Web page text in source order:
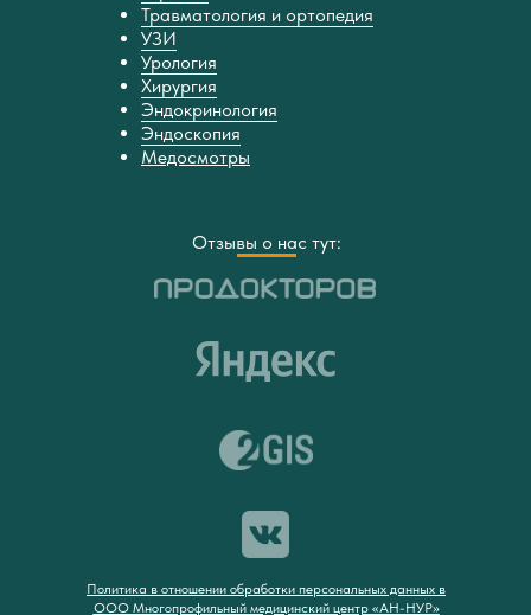
Травматология и ортопедия
УЗИ
Урология
Хирургия
Эндокринология
Эндоскопия
Медосмотры
Отзывы о нас тут:
Политика в отношении обработки персональных данных в
ООО Многопрофильный медицинский центр «АН-НУР»